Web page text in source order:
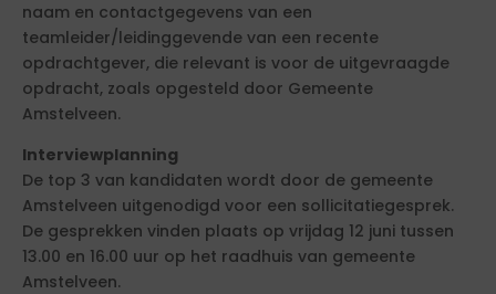
naam en contactgegevens van een
teamleider/leidinggevende van een recente
opdrachtgever, die relevant is voor de uitgevraagde
opdracht, zoals opgesteld door Gemeente
Amstelveen.
Interviewplanning
De top 3 van kandidaten wordt door de gemeente
Amstelveen uitgenodigd voor een sollicitatiegesprek.
De gesprekken vinden plaats op vrijdag 12 juni tussen
13.00 en 16.00 uur op het raadhuis van gemeente
Amstelveen.